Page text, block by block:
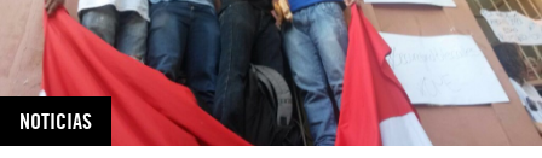
NOTICIAS